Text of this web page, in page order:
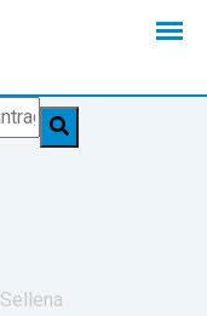
Sellena